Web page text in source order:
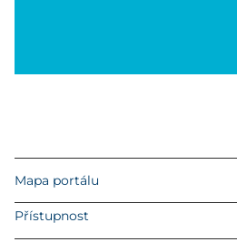
Mapa portálu
Přístupnost